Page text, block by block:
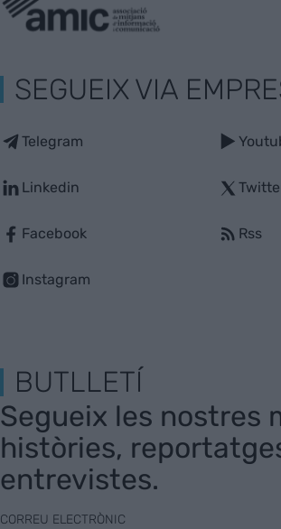
SEGUEIX VIA
Telegram
Linkedin
Facebook
Instagram
Rss
BUTLLETÍ
Segueix les nostres
històries,
entrevistes.
CORREU ELECTRÒNIC